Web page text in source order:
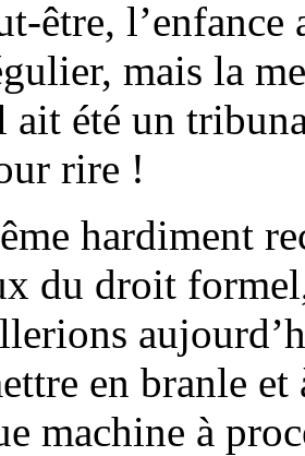
être,
mais la
ait été un
rire !
hardiment
du droit
en branle et
machine à